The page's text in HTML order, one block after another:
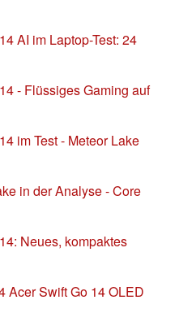
AI im Laptop-Test: 24
- Flüssiges Gaming auf
im Test - Meteor Lake
in der Analyse - Core
Neues, kompaktes
Acer Swift Go 14 OLED